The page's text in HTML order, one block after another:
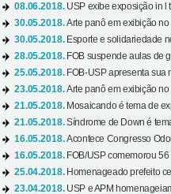
08.06.2018. USP exibe exposição in l
30.05.2018.Arte panô em exibição no
30.05.2018. Esporte e solidariedade
28.05.2018. FOB suspende aulas de
25.05.2018. FOB-USP apresenta sua
23.05.2018.Arte panô em exibição no
21.05.2018. Mosaicando é tema de
21.05.2018.Síndrome de Down é
16.05.2018.Acontece Congresso
16.05.2018. FOB/USP comemorou
25.04.2018. Homenageado prefeito
23.04.2018. USP e APM